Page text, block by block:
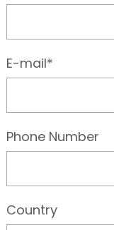
E-mail*
Phone Number
Country